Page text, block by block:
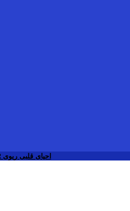
احیای قلبی ریوی CPR در منزل